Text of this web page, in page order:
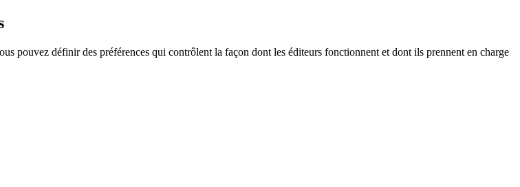
pouvez définir des préférences qui contrôlent la façon dont les éditeurs fonctionnent et dont ils prennent en charge